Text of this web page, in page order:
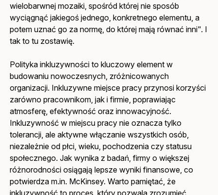
wielobarwnej mozaiki, spośród której nie sposób
wyciągnąć jakiegoś jednego, konkretnego elementu, a
potem uznać go za normę, do której mają równać inni". I
tak to tu zostawię.
Polityka inkluzywności to kluczowy element w
budowaniu nowoczesnych, zróżnicowanych
organizacji. Inkluzywne miejsce pracy przynosi korzyści
zarówno pracownikom, jak i firmie, poprawiając
atmosferę, efektywność oraz innowacyjność.
Inkluzywność w miejscu pracy nie oznacza tylko
tolerancji, ale aktywne włączanie wszystkich osób,
niezależnie od płci, wieku, pochodzenia czy statusu
społecznego. Jak wynika z badań, firmy o większej
różnorodności osiągają lepsze wyniki finansowe, co
potwierdza m.in. McKinsey. Warto pamiętać, że